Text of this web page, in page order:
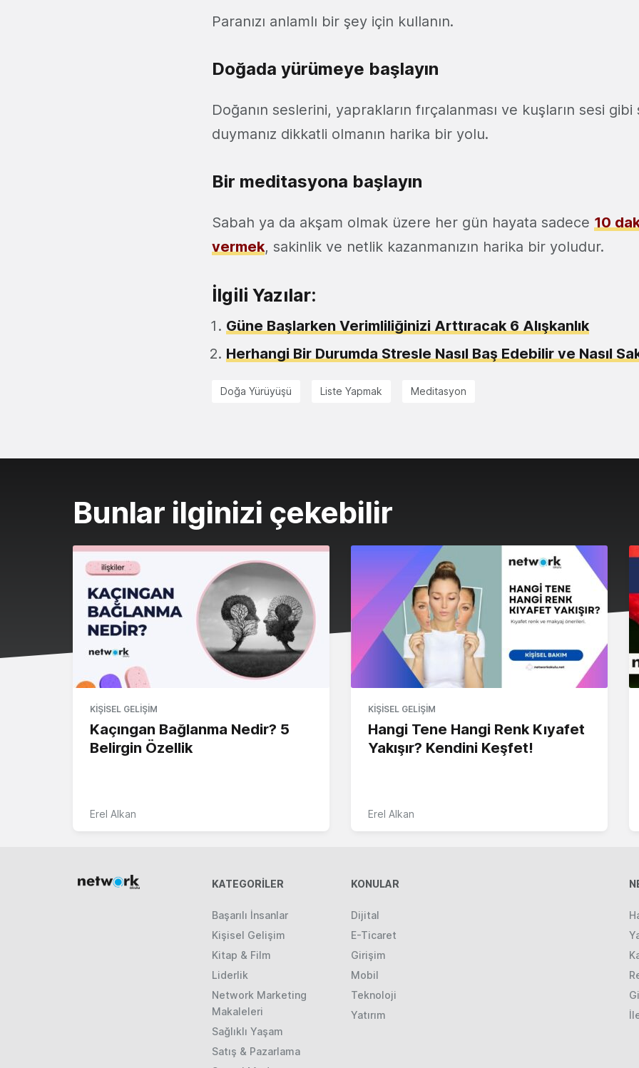
Paranızı anlamlı bir şey için kullanın.
Doğada yürümeye başlayın
Doğanın seslerini, yaprakların fırçalanması ve kuşların sesi gibi
duymanız dikkatli olmanın harika bir yolu.
Bir meditasyona başlayın
Sabah ya da akşam olmak üzere her gün hayata sadece 10
vermek, sakinlik ve netlik kazanmanızın harika bir yoludur.
İlgili Yazılar:
Güne Başlarken Verimliliğinizi Arttıracak 6 Alışkanlık
Herhangi Bir Durumda Stresle Nasıl Baş Edebilir ve Nasıl
Doğa Yürüyüşü Liste Yapmak Meditasyon
Bunlar ilginizi çekebilir
KIŞISEL GELIŞIM
Kaçıngan Bağlanma Nedir? 5
Belirgin Özellik
Erel Alkan
KIŞISEL GELIŞIM
Hangi Tene Hangi Renk Kıyafet
Yakışır? Kendini Keşfet!
Erel Alkan
KATEGORILER
Başarılı İnsanlar
Kişisel Gelişim
Kitap & Film
Liderlik
Network Marketing
Makaleleri
Sağlıklı Yaşam
Satış & Pazarlama
KONULAR
Dijital
E-Ticaret
Girişim
Mobil
Teknoloji
Yatırım